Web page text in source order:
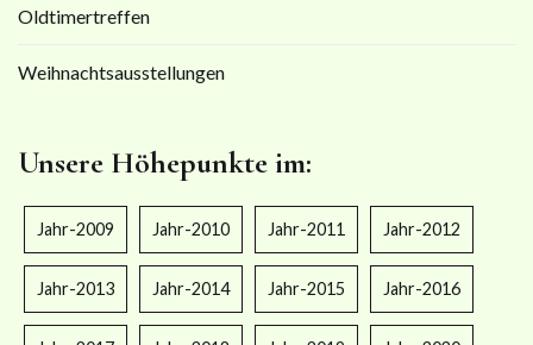
Oldtimertreffen
Weihnachtsausstellungen
Unsere Höhepunkte im:
Jahr-2009 Jahr-2010 Jahr-2011 Jahr-2012
Jahr-2013 Jahr-2014 Jahr-2015 Jahr-2016